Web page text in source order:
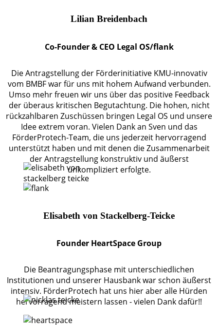
Lilian Breidenbach
Co-Founder & CEO Legal OS/flank
Die Antragstellung der Förderinitiative KMU-innovativ
vom BMBF war für uns mit hohem Aufwand verbunden.
Umso mehr freuen wir uns über das positive Feedback
der überaus kritischen Begutachtung. Die hohen, nicht
rückzahlbaren Zuschüssen bringen Legal OS und unsere
Idee extrem voran. Vielen Dank an Sven und das
FörderProtech-Team, die uns jederzeit hervorragend
unterstützt haben und mit denen die Zusammenarbeit
der Antragstellung konstruktiv und äußerst
unkompliziert erfolgte.
Elisabeth von Stackelberg-Teicke
Founder HeartSpace Group
Die Beantragungsphase mit unterschiedlichen
Institutionen und unserer Hausbank war schon äußerst
intensiv. FörderProtech hat uns hier aber alle Hürden
hervorragend meistern lassen - vielen Dank dafür!!